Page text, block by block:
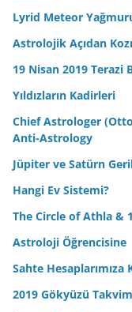
Lyrid Meteor
Astrolojik Açıdan
19 Nisan 2019 Terazi
Yıldızların Kadirleri
Chief Astrologer
Anti-Astrology
Jüpiter ve Satürn
Hangi Ev Sistemi?
The Circle of Athla &
Astroloji Öğrencisine
Sahte Hesaplarımıza
2019 Gökyüzü